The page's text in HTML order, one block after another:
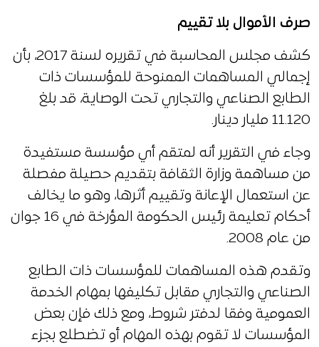
صرف الأموال بلا تقييم
كشف مجلس المحاسبة في تقريره لسنة 2017، بأن
إجمالي المساهمات الممنوحة للمؤسسات ذات
الطابع الصناعي والتجاري تحت الوصاية، قد بلغ
11.120 مليار دينار.
وجاء في التقرير أنه لمتقم أي مؤسسة مستفيدة
من مساهمة وزارة الثقافة بتقديم حصيلة مفصلة
عن استعمال الإعانة وتقييم أثرها، وهو ما يخالف
أحكام تعليمة رئيس الحكومة المؤرخة في 16 جوان
من عام 2008.
وتقدم هذه المساهمات للمؤسسات ذات الطابع
الصناعي والتجاري مقابل تكليفها بمهام الخدمة
العمومية وفقا لدفتر شروط، ومع ذلك فإن بعض
المؤسسات لا تقوم بهذه المهام أو تضطلع بجزء